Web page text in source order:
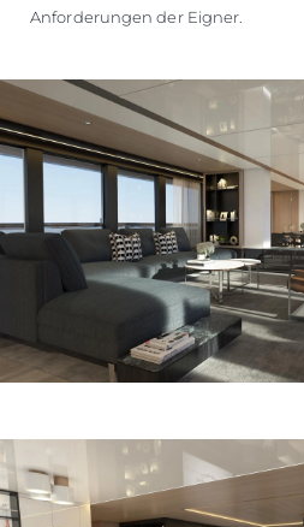
Anforderungen der Eigner.